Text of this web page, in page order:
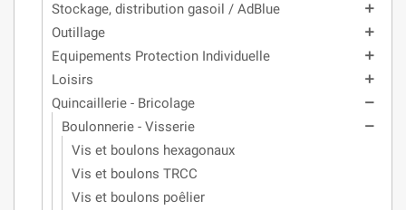
Stockage, distribution gasoil / AdBlue add
Outillage add
Equipements Protection Individuelle add
Loisirs add
Quincaillerie - Bricolage remove
Boulonnerie - Visserie remove
Vis et boulons hexagonaux
Vis et boulons TRCC
Vis et boulons poêlier